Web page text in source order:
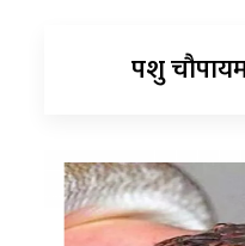
पशु